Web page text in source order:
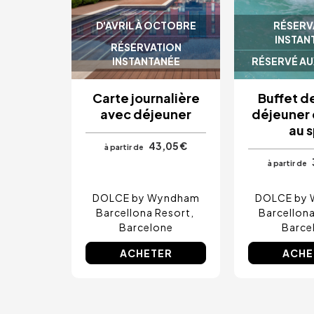
D'AVRIL À OCTOBRE
RÉSERVATION
INSTANTANÉE
Carte journalière
avec déjeuner
à partir de 43,05 €
DOLCE by Wyndham
Barcellona Resort
Barcelone
ACHETER
RÉSERVÉ
Buffet
déjeuner
au
à partir de
DOLCE by